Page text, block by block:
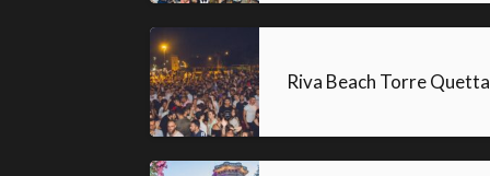
Riva Beach Torre Quetta